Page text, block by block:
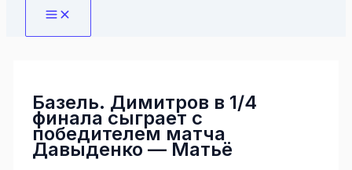
Базель. Димитров в 1/4
финала сыграет с
победителем матча
Давыденко — Матьё